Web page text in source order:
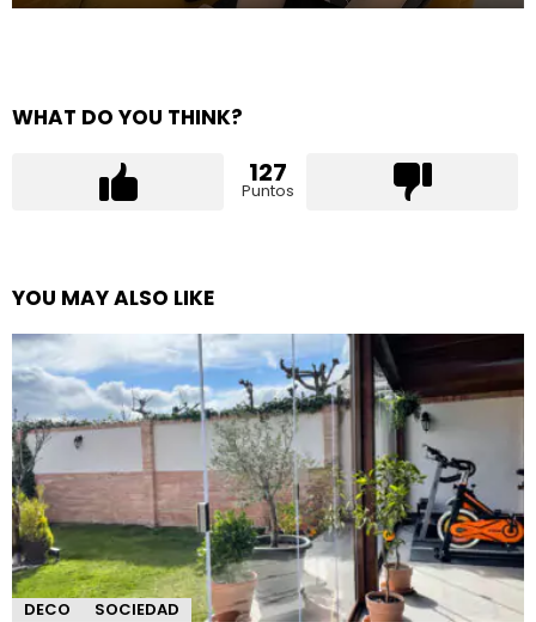
WHAT DO YOU THINK?
127
Puntos
YOU MAY ALSO LIKE
DECO SOCIEDAD